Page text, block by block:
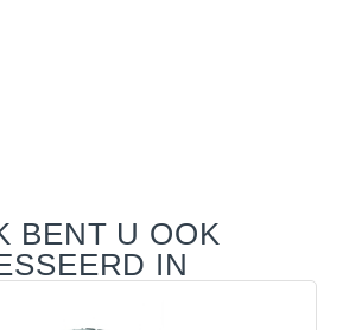
BENT U OOK
IN